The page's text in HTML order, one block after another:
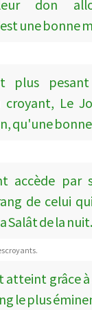
don
une bonne
plus
croyant, Le
qu'une
accède par
de celui
Salât de la
croyants.
atteint grâce
le plus